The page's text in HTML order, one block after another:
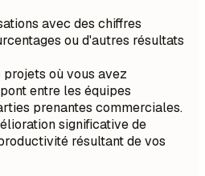
avec des chiffres
ou d'autres résultats
projets où vous avez
entre les équipes
prenantes commerciales.
significative de
résultant de vos